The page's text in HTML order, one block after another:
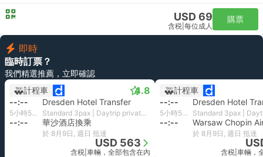
USD 69
含税 每位成人
購票
即時
臨時訂票？
我們精選推薦，立即確認
計程車
4.8
--:-- Dresden Hotel Transfer
5小時55分鐘 Standard 3pax | Daytrip private transfer with English speaking driver
--:-- 華沙酒店換乘
於 8月9日, 週日 抵達
USD 563
含税 車輛，全部包含在內
計程車
--:--
Dresden Hotel
5小時55分鐘
--:-- Warsaw Chopin
於 8月9日, 週日 抵達
含税 車輛，